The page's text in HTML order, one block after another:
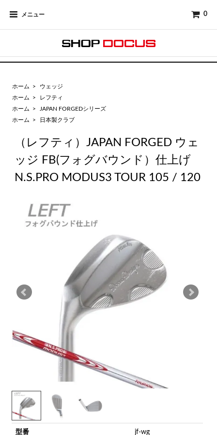
メニュー 0
ホーム >
ウェッジ
ホーム
>
レフティ
ホーム
>
JAPAN FORGEDシリーズ
ホーム
> 日本製クラブ
（レフティ）JAPAN FORGED ウェ
ッジ FB(フォグバウンド）仕上げ
N.S.PRO MODUS3 TOUR 105 / 120
型番 jf-wg